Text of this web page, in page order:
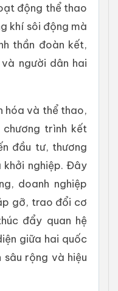
động thể thao
khí sôi động mà
thần đoàn kết,
người dân hai
hóa và thể thao,
chương trình kết
đầu tư, thương
nghiệp. Đây
doanh nghiệp
gỡ, trao đổi cơ
đẩy quan hệ
giữa hai quốc
rộng và hiệu